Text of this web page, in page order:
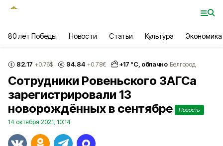
80 лет Победы Новости Статьи Культура Экономика
82.17 +0.76$ 94.84 +0.78€ +17 °С, облачно Белгород
Сотрудники Ровеньского ЗАГСа
зарегистрировали 13
новорождённых в сентябре
Новость
14 октября 2021, 10:14